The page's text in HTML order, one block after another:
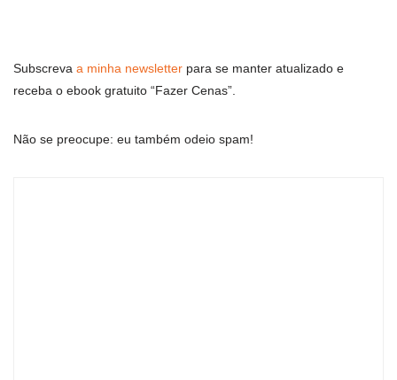
Subscreva a minha newsletter para se manter atualizado e
receba o ebook gratuito “Fazer Cenas”.
Não se preocupe: eu também odeio spam!